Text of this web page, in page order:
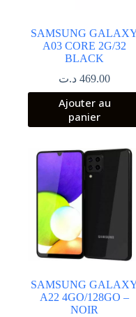
SAMSUNG
A03 CORE 2G/32
BLACK
469.00 د.ت
Ajouter au
panier
SAMSUNG
A22 4GO/128GO –
NOIR